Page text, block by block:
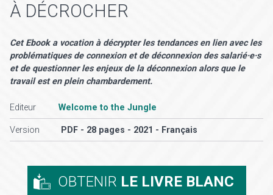
À DÉCROCHER
Cet Ebook a vocation à décrypter les tendances en lien avec les
problématiques de connexion et de déconnexion des salarié·e·s
et de questionner les enjeux de la déconnexion alors que le
travail est en plein chambardement.
Editeur Welcome to the Jungle
Version PDF - 28 pages - 2021 - Français
OBTENIR LE LIVRE BLANC